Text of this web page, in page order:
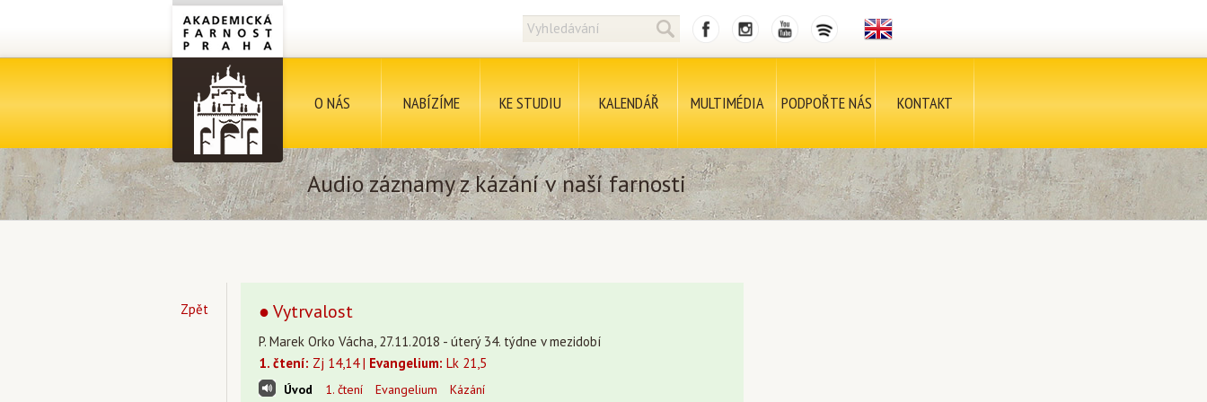
O NÁS NABÍZÍME KE STUDIU KALENDÁŘ MULTIMÉDIA PODPOŘTE NÁS KONTAKT
Audio záznamy z kázání v naší farnosti
Zpět ● Vytrvalost
P. Marek Orko Vácha, 27.11.2018 - úterý 34. týdne v mezidobí
1. čtení: Zj 14,14 | Evangelium: Lk 21,5
Úvod 1. čtení Evangelium Kázání